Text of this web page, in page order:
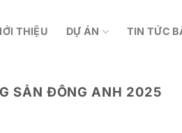
THIỆU DỰ ÁN TIN TỨC
SẢN ĐÔNG ANH 2025